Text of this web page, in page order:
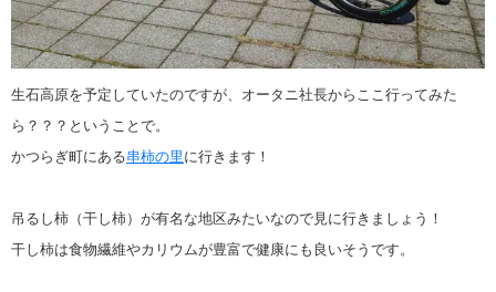
生石高原を予定していたのですが、オータニ社長からここ行ってみた
ら？？？ということで。
かつらぎ町にある串柿の里に行きます！
吊るし柿（干し柿）が有名な地区みたいなので見に行きましょう！
干し柿は食物繊維やカリウムが豊富で健康にも良いそうです。